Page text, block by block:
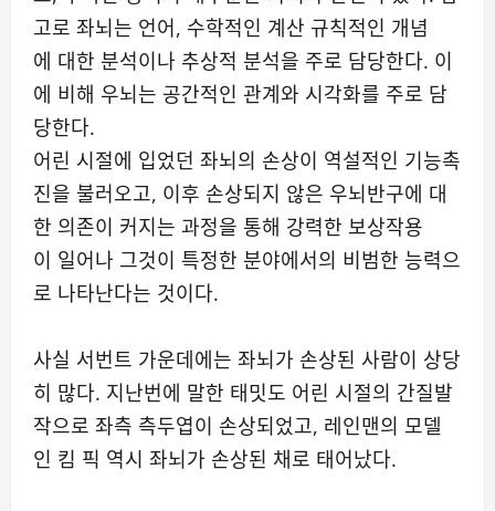
고로 좌뇌는 언어, 수학적인 계산 규칙적인 개념
에 대한 분석이나 추상적 분석을 주로 담당한다. 이
에 비해 우뇌는 공간적인 관계와 시각화를 주로 담
당한다.
어린 시절에 입었던 좌뇌의 손상이 역설적인 기능촉
진을 불러오고, 이후 손상되지 않은 우뇌반구에 대
한 의존이 커지는 과정을 통해 강력한 보상작용
이 일어나 그것이 특정한 분야에서의 비범한 능력으
로 나타난다는 것이다.
사실 서번트 가운데에는 좌뇌가 손상된 사람이 상당
히 많다. 지난번에 말한 태밋도 어린 시절의 간질발
작으로 좌측 측두엽이 손상되었고, 레인맨의 모델
인 킴 픽 역시 좌뇌가 손상된 채로 태어났다.